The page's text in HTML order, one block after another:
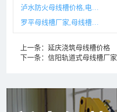
上一条： 延庆浇筑母线槽价格
下一条：信阳轨道式母线槽厂家